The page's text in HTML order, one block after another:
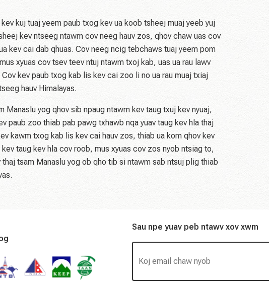
kuj tuaj yeem paub txog kev ua koob tsheej muaj yeeb yuj
kev ntseeg ntawm cov neeg hauv zos, qhov chaw uas cov
kev cai dab qhuas. Cov neeg ncig tebchaws tuaj yeem pom
xyuas cov tsev teev ntuj ntawm txoj kab, uas ua rau lawv
kev paub txog kab lis kev cai zoo li no ua rau muaj txiaj
hauv Himalayas.
yog qhov sib npaug ntawm kev taug txuj kev nyuaj,
paub zoo thiab pab pawg txhawb nqa yuav taug kev hla thaj
kawm txog kab lis kev cai hauv zos, thiab ua kom qhov kev
taug kev hla cov roob, mus xyuas cov zos nyob ntsiag to,
tsam Manaslu yog ob qho tib si ntawm sab ntsuj plig thiab
Sau npe yuav peb ntawv xov xwm